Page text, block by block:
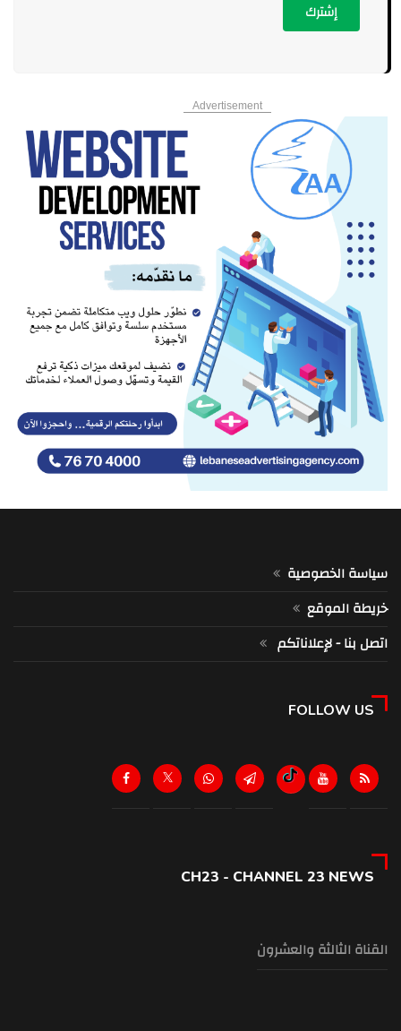
إشترك
Advertisement
سياسة الخصوصية
خريطة الموقع
اتصل بنا - لإعلاناتكم
FOLLOW US
CH23 - CHANNEL 23 NEWS
القناة الثالثة والعشرون